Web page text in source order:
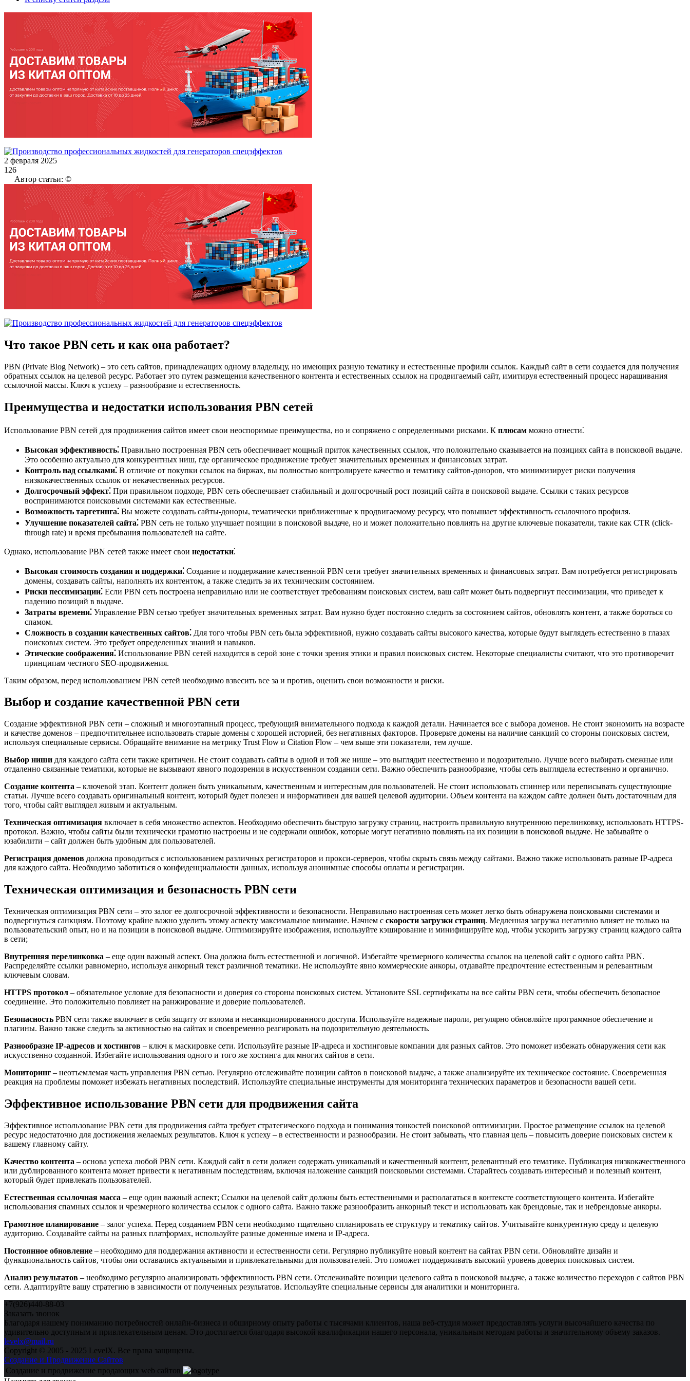
2 февраля 2025
126
Автор статьи: ©
Что такое PBN сеть и как она работает?
PBN (Private Blog Network) – это сеть сайтов, принадлежащих одному владельцу, но имеющих разную тематику и естественные профили ссылок. Каждый сайт в сети создается для получения
обратных ссылок на целевой ресурс. Работает это путем размещения качественного контента и естественных ссылок на продвигаемый сайт, имитируя естественный процесс наращивания
ссылочной массы. Ключ к успеху – разнообразие и естественность.
Преимущества и недостатки использования PBN сетей
Использование PBN сетей для продвижения сайтов имеет свои неоспоримые преимущества, но и сопряжено с определенными рисками. К плюсам можно отнести⁚
Высокая эффективность⁚ Правильно построенная PBN сеть обеспечивает мощный приток качественных ссылок, что положительно сказывается на позициях сайта в поисковой выдаче.
Это особенно актуально для конкурентных ниш, где органическое продвижение требует значительных временных и финансовых затрат.
Контроль над ссылками⁚ В отличие от покупки ссылок на биржах, вы полностью контролируете качество и тематику сайтов-доноров, что минимизирует риски получения
низкокачественных ссылок от некачественных ресурсов.
Долгосрочный эффект⁚ При правильном подходе, PBN сеть обеспечивает стабильный и долгосрочный рост позиций сайта в поисковой выдаче. Ссылки с таких ресурсов
воспринимаются поисковыми системами как естественные.
Возможность таргетинга⁚ Вы можете создавать сайты-доноры, тематически приближенные к продвигаемому ресурсу, что повышает эффективность ссылочного профиля.
Улучшение показателей сайта⁚ PBN сеть не только улучшает позиции в поисковой выдаче, но и может положительно повлиять на другие ключевые показатели, такие как CTR (click-
through rate) и время пребывания пользователей на сайте.
Однако, использование PBN сетей также имеет свои недостатки⁚
Высокая стоимость создания и поддержки⁚ Создание и поддержание качественной PBN сети требует значительных временных и финансовых затрат. Вам потребуется регистрировать
домены, создавать сайты, наполнять их контентом, а также следить за их техническим состоянием.
Риски пессимизации⁚ Если PBN сеть построена неправильно или не соответствует требованиям поисковых систем, ваш сайт может быть подвергнут пессимизации, что приведет к
падению позиций в выдаче.
Затраты времени⁚ Управление PBN сетью требует значительных временных затрат. Вам нужно будет постоянно следить за состоянием сайтов, обновлять контент, а также бороться со
спамом.
Сложность в создании качественных сайтов⁚ Для того чтобы PBN сеть была эффективной, нужно создавать сайты высокого качества, которые будут выглядеть естественно в глазах
поисковых систем. Это требует определенных знаний и навыков.
Этические соображения⁚ Использование PBN сетей находится в серой зоне с точки зрения этики и правил поисковых систем. Некоторые специалисты считают, что это противоречит
принципам честного SEO-продвижения.
Таким образом, перед использованием PBN сетей необходимо взвесить все за и против, оценить свои возможности и риски.
Выбор и создание качественной PBN сети
Создание эффективной PBN сети – сложный и многоэтапный процесс, требующий внимательного подхода к каждой детали. Начинается все с выбора доменов. Не стоит экономить на возрасте
и качестве доменов – предпочтительнее использовать старые домены с хорошей историей, без негативных факторов. Проверьте домены на наличие санкций со стороны поисковых систем,
используя специальные сервисы. Обращайте внимание на метрику Trust Flow и Citation Flow – чем выше эти показатели, тем лучше.
Выбор ниши для каждого сайта сети также критичен. Не стоит создавать сайты в одной и той же нише – это выглядит неестественно и подозрительно. Лучше всего выбирать смежные или
отдаленно связанные тематики, которые не вызывают явного подозрения в искусственном создании сети. Важно обеспечить разнообразие, чтобы сеть выглядела естественно и органично.
Создание контента – ключевой этап. Контент должен быть уникальным, качественным и интересным для пользователей. Не стоит использовать спиннер или переписывать существующие
статьи. Лучше всего создавать оригинальный контент, который будет полезен и информативен для вашей целевой аудитории. Объем контента на каждом сайте должен быть достаточным для
того, чтобы сайт выглядел живым и актуальным.
Техническая оптимизация включает в себя множество аспектов. Необходимо обеспечить быструю загрузку страниц, настроить правильную внутреннюю перелинковку, использовать HTTPS-
протокол. Важно, чтобы сайты были технически грамотно настроены и не содержали ошибок, которые могут негативно повлиять на их позиции в поисковой выдаче. Не забывайте о
юзабилити – сайт должен быть удобным для пользователей.
Регистрация доменов должна проводиться с использованием различных регистраторов и прокси-серверов, чтобы скрыть связь между сайтами. Важно также использовать разные IP-адреса
для каждого сайта. Необходимо заботиться о конфиденциальности данных, используя анонимные способы оплаты и регистрации.
Техническая оптимизация и безопасность PBN сети
Техническая оптимизация PBN сети – это залог ее долгосрочной эффективности и безопасности. Неправильно настроенная сеть может легко быть обнаружена поисковыми системами и
подвергнуться санкциям. Поэтому крайне важно уделить этому аспекту максимальное внимание. Начнем с скорости загрузки страниц. Медленная загрузка негативно влияет не только на
пользовательский опыт, но и на позиции в поисковой выдаче. Оптимизируйте изображения, используйте кэширование и минифицируйте код, чтобы ускорить загрузку страниц каждого сайта
в сети;
Внутренняя перелинковка – еще один важный аспект. Она должна быть естественной и логичной. Избегайте чрезмерного количества ссылок на целевой сайт с одного сайта PBN.
Распределяйте ссылки равномерно, используя анкорный текст различной тематики. Не используйте явно коммерческие анкоры, отдавайте предпочтение естественным и релевантным
ключевым словам.
HTTPS протокол – обязательное условие для безопасности и доверия со стороны поисковых систем. Установите SSL сертификаты на все сайты PBN сети, чтобы обеспечить безопасное
соединение. Это положительно повлияет на ранжирование и доверие пользователей.
Безопасность PBN сети также включает в себя защиту от взлома и несанкционированного доступа. Используйте надежные пароли, регулярно обновляйте программное обеспечение и
плагины. Важно также следить за активностью на сайтах и своевременно реагировать на подозрительную деятельность.
Разнообразие IP-адресов и хостингов – ключ к маскировке сети. Используйте разные IP-адреса и хостинговые компании для разных сайтов. Это поможет избежать обнаружения сети как
искусственно созданной. Избегайте использования одного и того же хостинга для многих сайтов в сети.
Мониторинг – неотъемлемая часть управления PBN сетью. Регулярно отслеживайте позиции сайтов в поисковой выдаче, а также анализируйте их техническое состояние. Своевременная
реакция на проблемы поможет избежать негативных последствий. Используйте специальные инструменты для мониторинга технических параметров и безопасности вашей сети.
Эффективное использование PBN сети для продвижения сайта
Эффективное использование PBN сети для продвижения сайта требует стратегического подхода и понимания тонкостей поисковой оптимизации. Простое размещение ссылок на целевой
ресурс недостаточно для достижения желаемых результатов. Ключ к успеху – в естественности и разнообразии. Не стоит забывать, что главная цель – повысить доверие поисковых систем к
вашему главному сайту.
Качество контента – основа успеха любой PBN сети. Каждый сайт в сети должен содержать уникальный и качественный контент, релевантный его тематике. Публикация низкокачественного
или дублированного контента может привести к негативным последствиям, включая наложение санкций поисковыми системами. Старайтесь создавать интересный и полезный контент,
который будет привлекать пользователей.
Естественная ссылочная масса – еще один важный аспект; Ссылки на целевой сайт должны быть естественными и располагаться в контексте соответствующего контента. Избегайте
использования спамных ссылок и чрезмерного количества ссылок с одного сайта. Важно также разнообразить анкорный текст и использовать как брендовые, так и небрендовые анкоры.
Грамотное планирование – залог успеха. Перед созданием PBN сети необходимо тщательно спланировать ее структуру и тематику сайтов. Учитывайте конкурентную среду и целевую
аудиторию. Создавайте сайты на разных платформах, используйте разные доменные имена и IP-адреса.
Постоянное обновление – необходимо для поддержания активности и естественности сети. Регулярно публикуйте новый контент на сайтах PBN сети. Обновляйте дизайн и
функциональность сайтов, чтобы они оставались актуальными и привлекательными для пользователей. Это поможет поддерживать высокий уровень доверия поисковых систем.
Анализ результатов – необходимо регулярно анализировать эффективность PBN сети. Отслеживайте позиции целевого сайта в поисковой выдаче, а также количество переходов с сайтов PBN
сети. Адаптируйте вашу стратегию в зависимости от полученных результатов. Используйте специальные сервисы для аналитики и мониторинга.
+7(926)440-88-03
Заказать звонок
Благодаря нашему пониманию потребностей онлайн-бизнеса и обширному опыту работы с тысячами клиентов, наша веб-студия может предоставлять услуги высочайшего качества по
удивительно доступным и привлекательным ценам. Это достигается благодаря высокой квалификации нашего персонала, уникальным методам работы и значительному объему заказов.
levelx@mail.ru
Copyright © 2005 - 2025 LevelX. Все права защищены.
Создание и Продвижение Сайтов
Создание и продвижение продающих web сайтов